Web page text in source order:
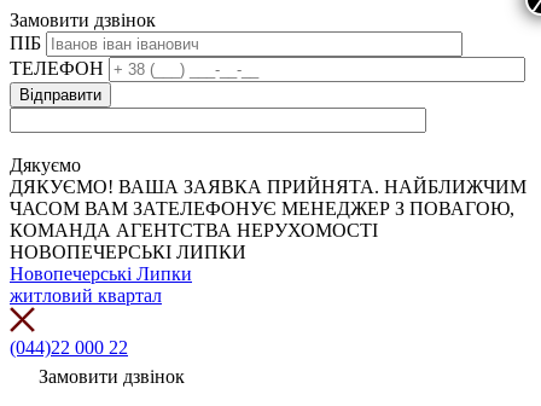
Замовити дзвінок
ПІБ
ТЕЛЕФОН
Дякуємо
ДЯКУЄМО! ВАША ЗАЯВКА ПРИЙНЯТА. НАЙБЛИЖЧИМ
ЧАСОМ ВАМ ЗАТЕЛЕФОНУЄ МЕНЕДЖЕР З ПОВАГОЮ,
КОМАНДА АГЕНТСТВА НЕРУХОМОСТІ
НОВОПЕЧЕРСЬКІ ЛИПКИ
Новопечерські Липки
житловий квартал
(044)22 000 22
Замовити дзвінок